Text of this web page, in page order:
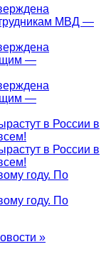
МВД —
—
—
в России в
в России в
году. По
году. По
»